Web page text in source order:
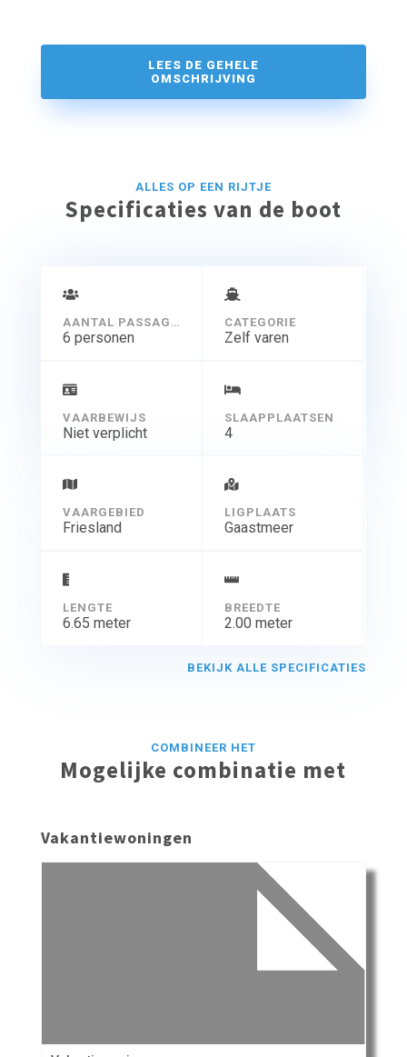
een SUP mee aan boord nemen!
LEES DE GEHELE
OMSCHRIJVING
ALLES OP EEN RIJTJE
Specificaties van de boot
AANTAL PASSAGIERS
6 personen
CATEGORIE
Zelf varen
VAARBEWIJS
Niet verplicht
SLAAPPLAATSEN
4
VAARGEBIED
Friesland
LIGPLAATS
Gaastmeer
LENGTE
6.65 meter
BREEDTE
2.00 meter
BEKIJK ALLE SPECIFICATIES
COMBINEER HET
Mogelijke combinatie met
Vakantiewoningen